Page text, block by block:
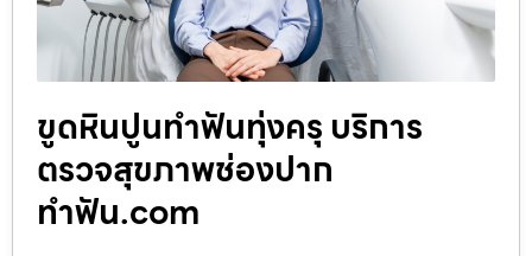
ขูดหินปูนทำฟันทุ่งครุ บริการ
ตรวจสุขภาพช่องปาก
ทำฟัน.com